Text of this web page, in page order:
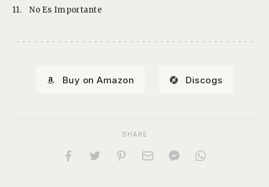
11.
No Es Importante
Buy on Amazon Discogs
SHARE